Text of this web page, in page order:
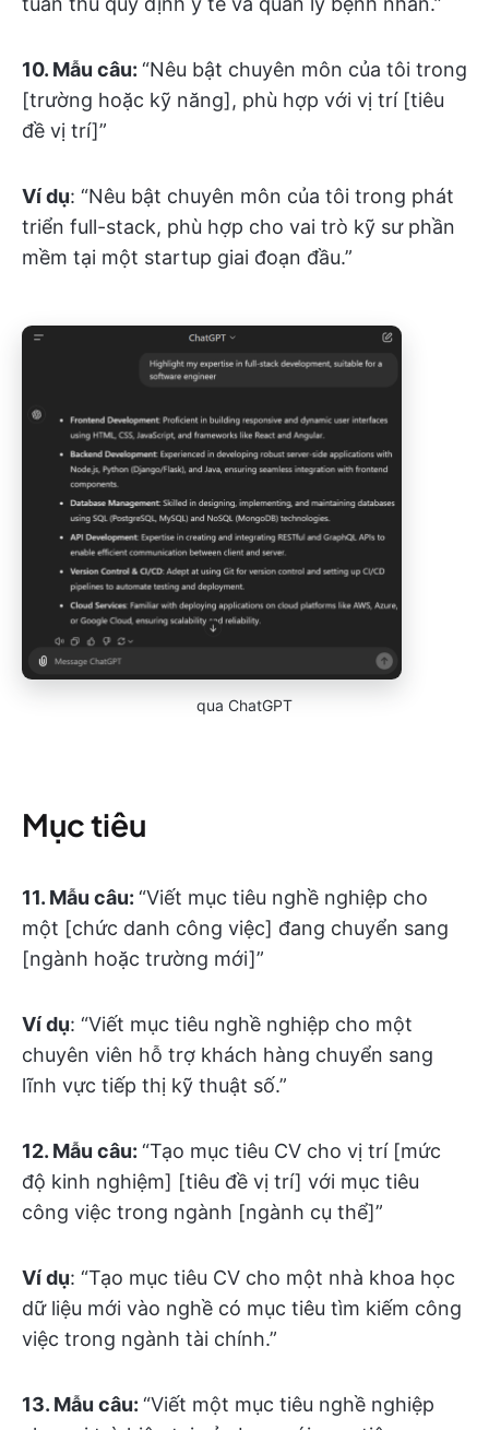
10. Mẫu câu: “Nêu bật chuyên môn của tôi trong
[trường hoặc kỹ năng], phù hợp với vị trí [tiêu
đề vị trí]”
Ví dụ: “Nêu bật chuyên môn của tôi trong phát
triển full-stack, phù hợp cho vai trò kỹ sư phần
mềm tại một startup giai đoạn đầu.”
qua ChatGPT
Mục tiêu
11. Mẫu câu: “Viết mục tiêu nghề nghiệp cho
một [chức danh công việc] đang chuyển sang
[ngành hoặc trường mới]”
Ví dụ: “Viết mục tiêu nghề nghiệp cho một
chuyên viên hỗ trợ khách hàng chuyển sang
lĩnh vực tiếp thị kỹ thuật số.”
12. Mẫu câu: “Tạo mục tiêu CV cho vị trí [mức
độ kinh nghiệm] [tiêu đề vị trí] với mục tiêu
công việc trong ngành [ngành cụ thể]”
Ví dụ: “Tạo mục tiêu CV cho một nhà khoa học
dữ liệu mới vào nghề có mục tiêu tìm kiếm công
việc trong ngành tài chính.”
13. Mẫu câu: “Viết một mục tiêu nghề nghiệp